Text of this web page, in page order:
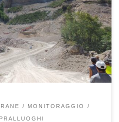
al tecnico Stefano Castelli e due
un soprallugo e un rilievo della
dell’area di cava delle pareti e
effettuato […]
MONITORAGGIO